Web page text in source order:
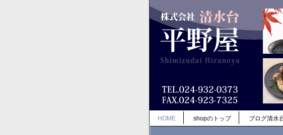
HOME shopのトップ ブログ清水